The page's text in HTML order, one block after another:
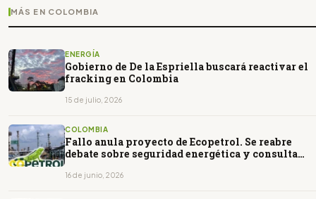
MÁS EN COLOMBIA
ENERGÍA
Gobierno de De la Espriella buscará reactivar el
fracking en Colombia
15 de julio, 2026
COLOMBIA
Fallo anula proyecto de Ecopetrol. Se reabre
debate sobre seguridad energética y consulta
16 de junio, 2026